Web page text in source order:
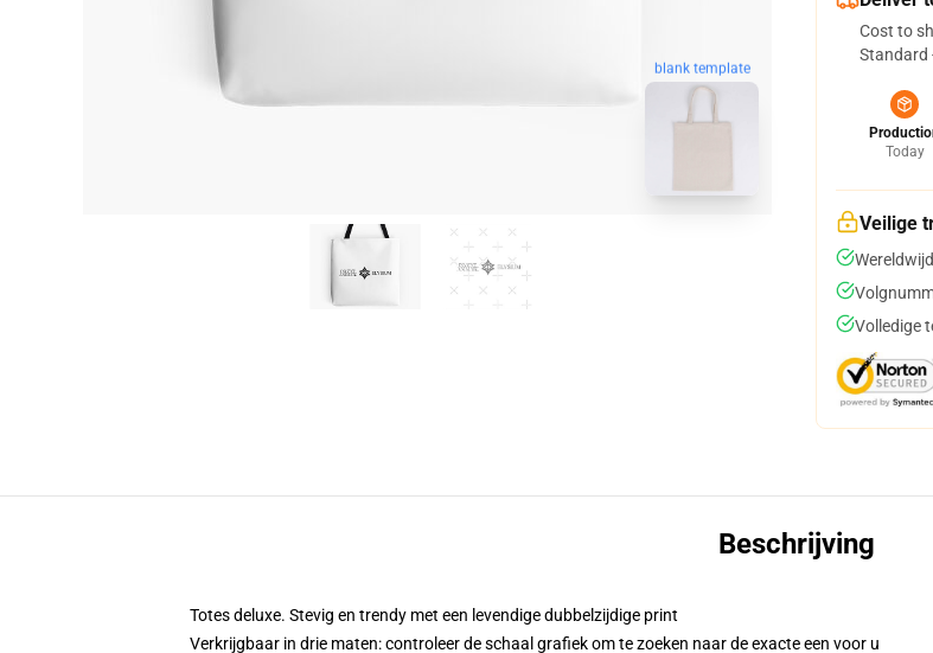
blank template
Cost to
Standard
Today
Veilige
Volledige
Beschrijving
Totes deluxe. Stevig en trendy met een levendige dubbelzijdige print
Verkrijgbaar in drie maten: controleer de schaal grafiek om te zoeken naar de exacte een voor u